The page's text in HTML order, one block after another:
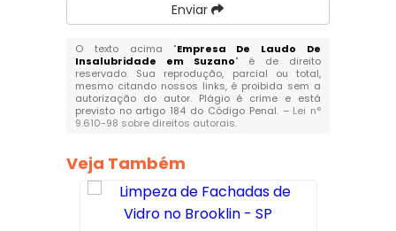
Enviar
O texto acima "Empresa De Laudo De
Insalubridade em Suzano" é de direito
reservado. Sua reprodução, parcial ou total,
mesmo citando nossos links, é proibida sem a
autorização do autor. Plágio é crime e está
previsto no artigo 184 do Código Penal. – Lei n°
9.610-98 sobre direitos autorais.
Veja Também